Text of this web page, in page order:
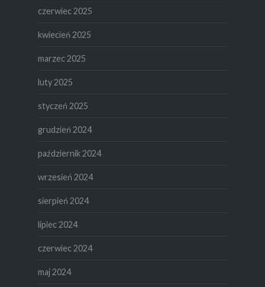
czerwiec 2025
kwiecień 2025
marzec 2025
luty 2025
styczeń 2025
grudzień 2024
październik 2024
wrzesień 2024
sierpień 2024
lipiec 2024
czerwiec 2024
maj 2024